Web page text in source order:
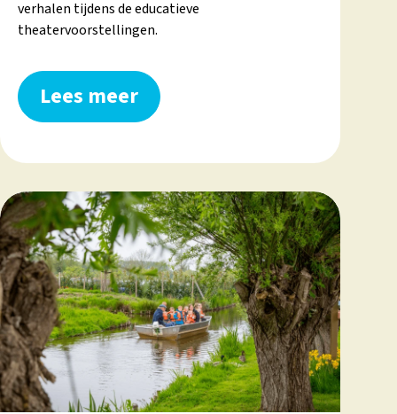
verhalen tijdens de educatieve
theatervoorstellingen.
Lees meer